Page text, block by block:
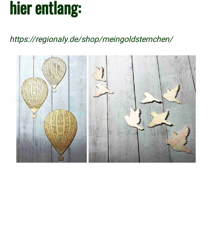
hier entlang:
https://regionaly.de/shop/meingoldsternchen/